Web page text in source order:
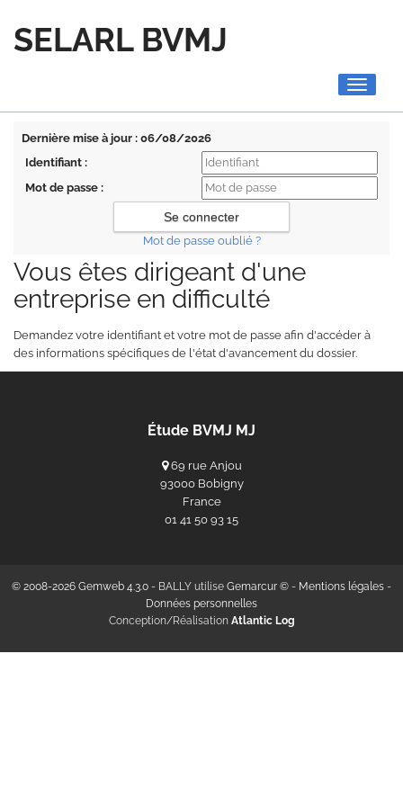
SELARL BVMJ
Toggle
Dernière mise à jour : 06/08/2026
Identifiant :
Mot de passe :
Mot de passe oublié ?
Vous êtes dirigeant d'une
entreprise en difficulté
Demandez votre identifiant et votre mot de passe afin d'accéder à
des informations spécifiques de l'état d'avancement du dossier.
Étude BVMJ MJ
69 rue Anjou
93000 Bobigny
France
‭01 41 50 93 15‬
© 2008-2026 Gemweb 4.3.0 - BALLY utilise Gemarcur © - Mentions légales -
Données personnelles
Conception/Réalisation Atlantic Log